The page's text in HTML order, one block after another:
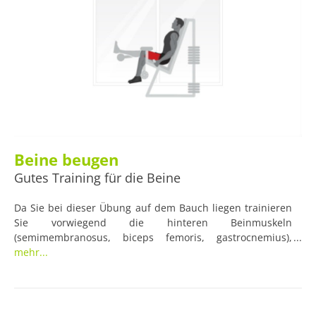
Beine beugen
Gutes Training für die Beine
Da Sie bei dieser Übung auf dem Bauch liegen trainieren
Sie vorwiegend die hinteren Beinmuskeln
(semimembranosus, biceps femoris, gastrocnemius),
sowie den Po (gluteus maximus). Diese Übung eignet sich
mehr...